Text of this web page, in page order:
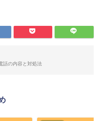
話の内容と対処法